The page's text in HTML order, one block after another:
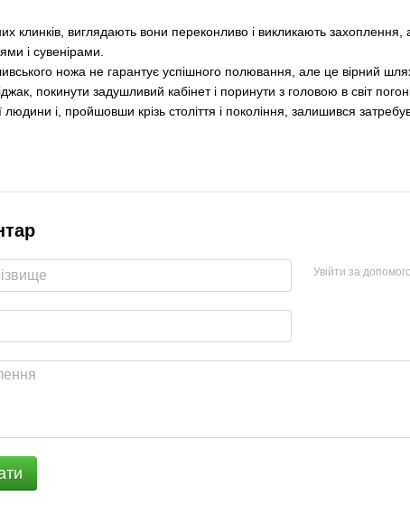
клинків, виглядають вони переконливо і викликають захоплення,
і сувенірами.
ножа не гарантує успішного полювання, але це вірний
покинути задушливий кабінет і поринути з головою в світ
і, пройшовши крізь століття і покоління, залишився
Увійти за